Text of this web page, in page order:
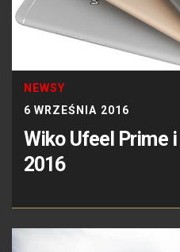
NEWSY
6 WRZEŚNIA 2016
Wiko Ufeel Prime i
2016